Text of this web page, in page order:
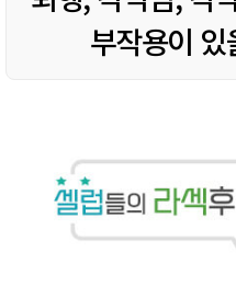
부작용이